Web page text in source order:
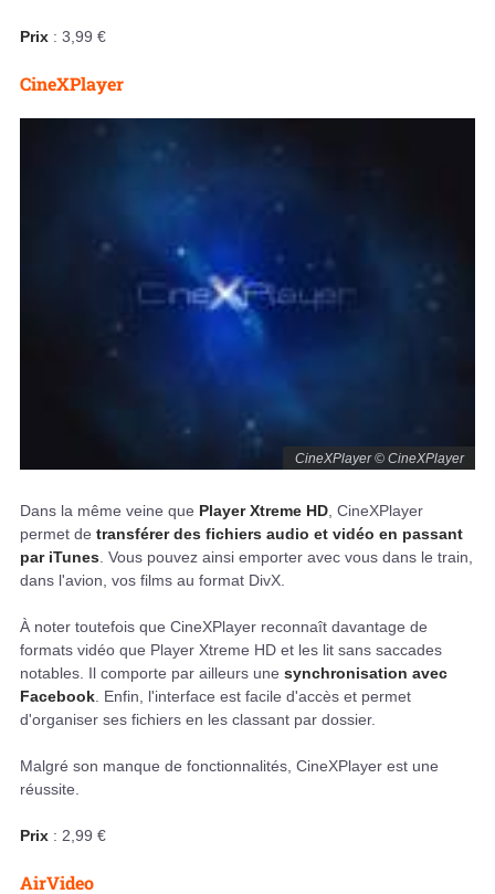
Prix : 3,99 €
CineXPlayer
CineXPlayer © CineXPlayer
Dans la même veine que Player Xtreme HD, CineXPlayer
permet de transférer des fichiers audio et vidéo en passant
par iTunes. Vous pouvez ainsi emporter avec vous dans le train,
dans l'avion, vos films au format DivX.
À noter toutefois que CineXPlayer reconnaît davantage de
formats vidéo que Player Xtreme HD et les lit sans saccades
notables. Il comporte par ailleurs une synchronisation avec
Facebook. Enfin, l'interface est facile d'accès et permet
d'organiser ses fichiers en les classant par dossier.
Malgré son manque de fonctionnalités, CineXPlayer est une
réussite.
Prix : 2,99 €
AirVideo